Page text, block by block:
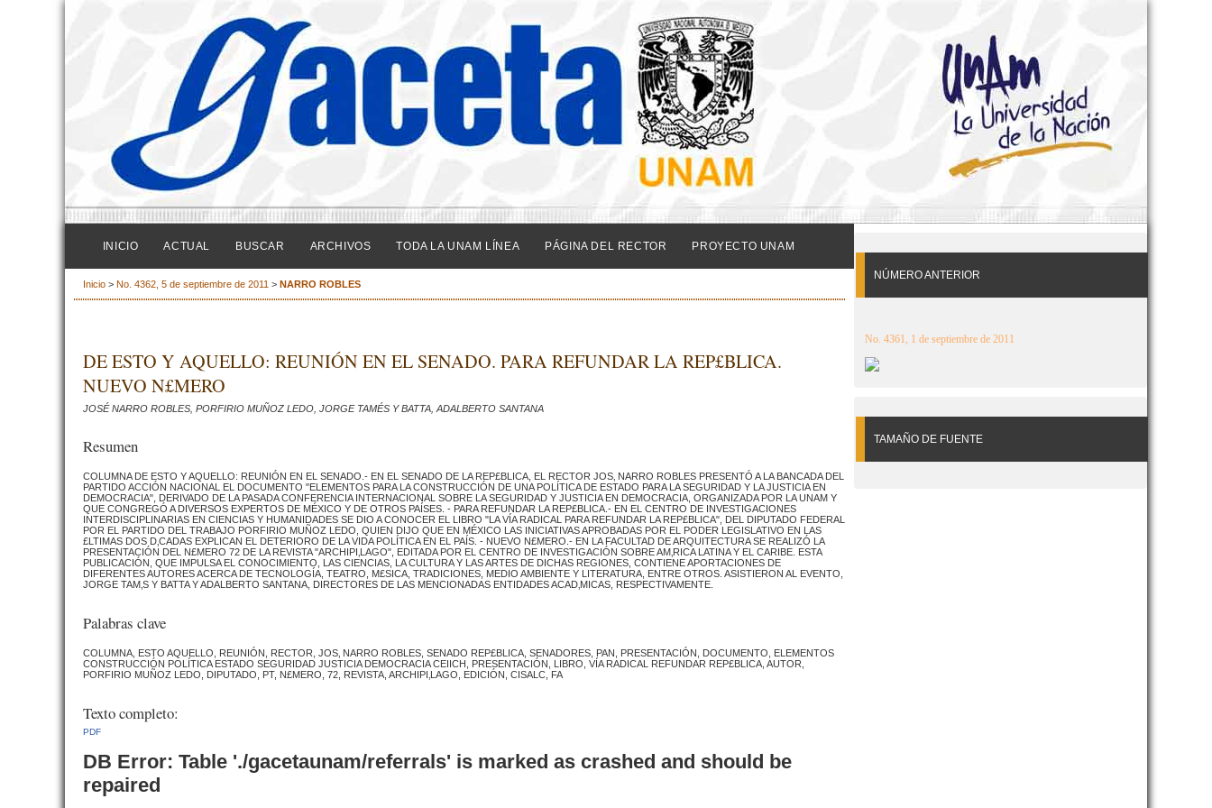
NÚMERO ANTERIOR
No. 4361, 1 de septiembre de 2011
TAMAÑO DE FUENTE
INICIO ACTUAL BUSCAR ARCHIVOS TODA LA UNAM LÍNEA PÁGINA DEL RECTOR PROYECTO UNAM
Inicio > No. 4362, 5 de septiembre de 2011 > NARRO ROBLES
DE ESTO Y AQUELLO: REUNIÓN EN EL SENADO. PARA REFUNDAR LA REP£BLICA.
NUEVO N£MERO
JOSÉ NARRO ROBLES, PORFIRIO MUÑOZ LEDO, JORGE TAMÉS Y BATTA, ADALBERTO SANTANA
Resumen
COLUMNA DE ESTO Y AQUELLO: REUNIÓN EN EL SENADO.- EN EL SENADO DE LA REP£BLICA, EL RECTOR JOS‚ NARRO ROBLES PRESENTÓ A LA BANCADA DEL
PARTIDO ACCIÓN NACIONAL EL DOCUMENTO "ELEMENTOS PARA LA CONSTRUCCIÓN DE UNA POLÍTICA DE ESTADO PARA LA SEGURIDAD Y LA JUSTICIA EN
DEMOCRACIA", DERIVADO DE LA PASADA CONFERENCIA INTERNACIONAL SOBRE LA SEGURIDAD Y JUSTICIA EN DEMOCRACIA, ORGANIZADA POR LA UNAM Y
QUE CONGREGÓ A DIVERSOS EXPERTOS DE MÉXICO Y DE OTROS PAÍSES. - PARA REFUNDAR LA REP£BLICA.- EN EL CENTRO DE INVESTIGACIONES
INTERDISCIPLINARIAS EN CIENCIAS Y HUMANIDADES SE DIO A CONOCER EL LIBRO "LA VÍA RADICAL PARA REFUNDAR LA REP£BLICA", DEL DIPUTADO FEDERAL
POR EL PARTIDO DEL TRABAJO PORFIRIO MUÑOZ LEDO, QUIEN DIJO QUE EN MÉXICO LAS INICIATIVAS APROBADAS POR EL PODER LEGISLATIVO EN LAS
£LTIMAS DOS D‚CADAS EXPLICAN EL DETERIORO DE LA VIDA POLÍTICA EN EL PAÍS. - NUEVO N£MERO.- EN LA FACULTAD DE ARQUITECTURA SE REALIZÓ LA
PRESENTACIÓN DEL N£MERO 72 DE LA REVISTA "ARCHIPI‚LAGO", EDITADA POR EL CENTRO DE INVESTIGACIÓN SOBRE AM‚RICA LATINA Y EL CARIBE. ESTA
PUBLICACIÓN, QUE IMPULSA EL CONOCIMIENTO, LAS CIENCIAS, LA CULTURA Y LAS ARTES DE DICHAS REGIONES, CONTIENE APORTACIONES DE
DIFERENTES AUTORES ACERCA DE TECNOLOGÍA, TEATRO, M£SICA, TRADICIONES, MEDIO AMBIENTE Y LITERATURA, ENTRE OTROS. ASISTIERON AL EVENTO,
JORGE TAM‚S Y BATTA Y ADALBERTO SANTANA, DIRECTORES DE LAS MENCIONADAS ENTIDADES ACAD‚MICAS, RESPECTIVAMENTE.
Palabras clave
COLUMNA, ESTO AQUELLO, REUNIÓN, RECTOR, JOS‚ NARRO ROBLES, SENADO REP£BLICA, SENADORES, PAN, PRESENTACIÓN, DOCUMENTO, ELEMENTOS
CONSTRUCCIÓN POLÍTICA ESTADO SEGURIDAD JUSTICIA DEMOCRACIA CEIICH, PRESENTACIÓN, LIBRO, VÍA RADICAL REFUNDAR REP£BLICA, AUTOR,
PORFIRIO MUÑOZ LEDO, DIPUTADO, PT, N£MERO, 72, REVISTA, ARCHIPI‚LAGO, EDICIÓN, CISALC, FA
Texto completo:
PDF
DB Error: Table './gacetaunam/referrals' is marked as crashed and should be
repaired